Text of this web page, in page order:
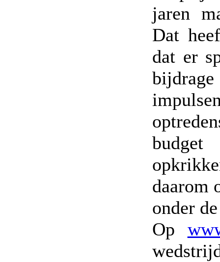
jaren
Dat
dat er
daarom
onder
Op